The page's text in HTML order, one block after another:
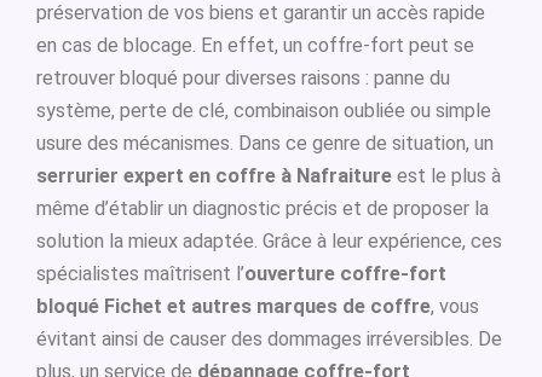
préservation de vos biens et garantir un accès rapide
en cas de blocage. En effet, un coffre-fort peut se
retrouver bloqué pour diverses raisons : panne du
système, perte de clé, combinaison oubliée ou simple
usure des mécanismes. Dans ce genre de situation, un
serrurier expert en coffre à Nafraiture est le plus à
même d’établir un diagnostic précis et de proposer la
solution la mieux adaptée. Grâce à leur expérience, ces
spécialistes maîtrisent l’ouverture coffre-fort
bloqué Fichet et autres marques de coffre, vous
évitant ainsi de causer des dommages irréversibles. De
plus, un service de dépannage coffre-fort